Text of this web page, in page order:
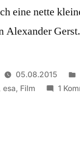
eine nette
Alexander Gerst.
05.08.2015
esa, Film 1